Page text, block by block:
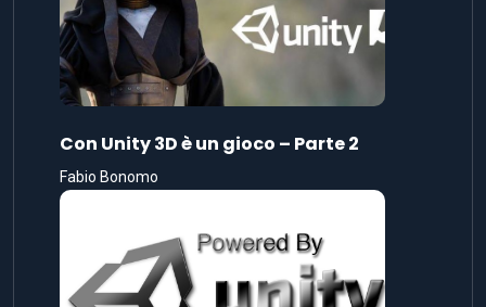
Con Unity 3D è un gioco – Parte 2
Fabio Bonomo